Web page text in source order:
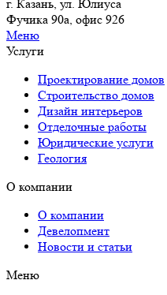
г. Казань, ул. Юлиуса
Фучика 90а, офис 926
Меню
Услуги
Проектирование домов
Строительство домов
Дизайн интерьеров
Отделочные работы
Юридические услуги
Геология
О компании
О компании
Девелопмент
Новости и статьи
Меню